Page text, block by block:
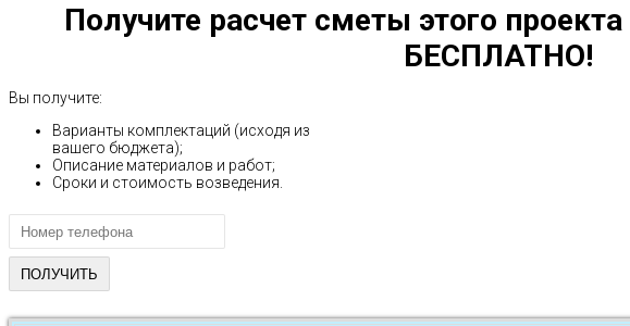
Получите расчет сметы этого
БЕСПЛАТНО!
Вы получите:
Варианты комплектаций (исходя из
вашего бюджета);
Описание материалов и работ;
Сроки и стоимость возведения.